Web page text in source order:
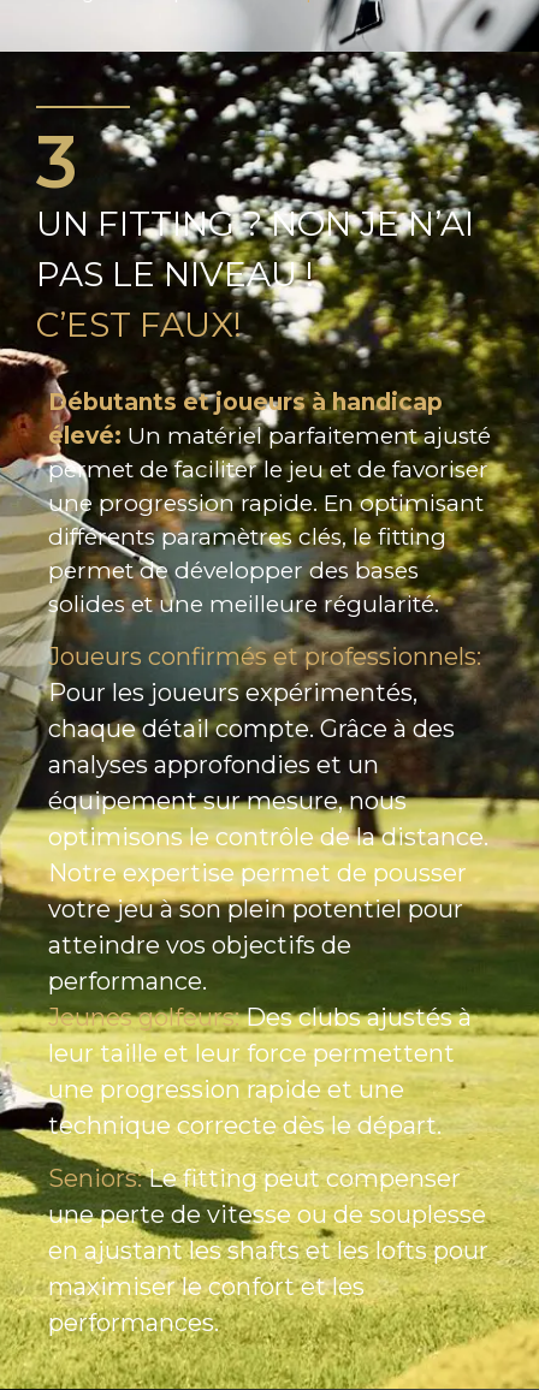
3
UN FITTING ? NON JE N’AI
PAS LE NIVEAU !
C’EST FAUX!
Débutants et joueurs à handicap
élevé: Un matériel parfaitement ajusté
permet de faciliter le jeu et de favoriser
une progression rapide. En optimisant
différents paramètres clés, le fitting
permet de développer des bases
solides et une meilleure régularité.
Joueurs confirmés et professionnels:
Pour les joueurs expérimentés,
chaque détail compte. Grâce à des
analyses approfondies et un
équipement sur mesure, nous
optimisons le contrôle de la distance.
Notre expertise permet de pousser
votre jeu à son plein potentiel pour
atteindre vos objectifs de
performance.
Jeunes golfeurs:Des clubs ajustés à
leur taille et leur force permettent
une progression rapide et une
technique correcte dès le départ.
Seniors:Le fitting peut compenser
une perte de vitesse ou de souplesse
en ajustant les shafts et les lofts pour
maximiser le confort et les
performances.